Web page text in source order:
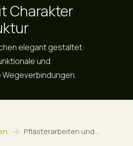
Charakter
elegant gestaltet:
und
Pflasterarbeiten und